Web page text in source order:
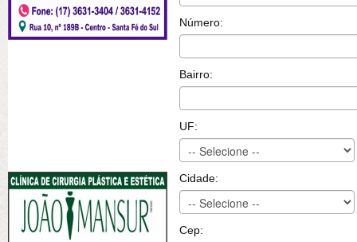
Número:
Bairro:
UF:
Cidade:
Cep: